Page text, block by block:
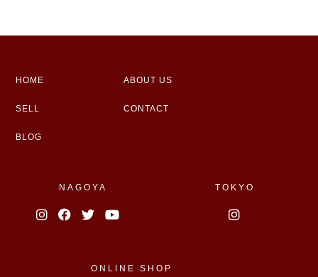
HOME ABOUT US
SELL CONTACT
BLOG
NAGOYA TOKYO
ONLINE SHOP